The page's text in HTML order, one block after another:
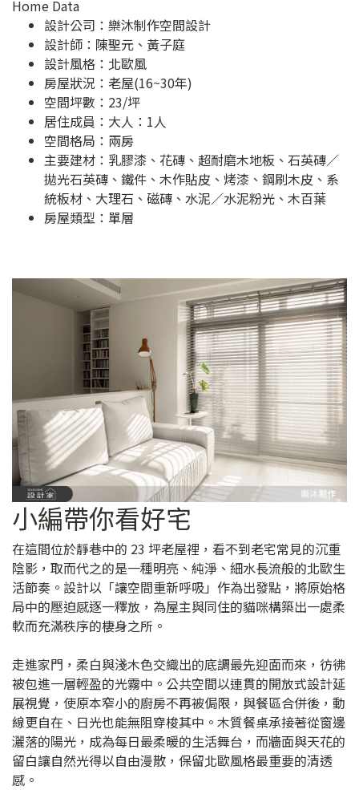
Home Data
設計公司： 樂沐制作空間設計
設計師：陳聖元、黃子庭
設計風格：北歐風
房屋狀況：老屋(16~30年)
空間坪數：23/坪
居住成員：大人：1人
空間格局：兩房
主要建材：乳膠漆、花磚、超耐磨木地板、石英磚／
拋光石英磚、鐵件、木作貼皮、烤漆、鋼刷木皮、系
統板材、大理石、磁磚、水泥／水泥粉光、木百葉
房屋類型：單層
小編帶你看好宅
在這間位於靜巷中的 23 坪老屋裡，看不到老宅常見的沉重
陰影，取而代之的是一種明亮、純淨、細水長流般的北歐生
活節奏。設計以「讓空間重新呼吸」作為出發點，將原始格
局中的壓迫感逐一釋放，為屋主與同住的貓咪構築出一處柔
軟而充滿秩序的棲身之所。
走進家門，柔白與淺木色交織出的底調最先迎面而來，彷彿
被包進一層輕盈的光霧中。公共空間以連貫的開放式設計延
展視覺，使原本窄小的廚房不再被侷限，與餐區合併後，動
線更自在、日光也能無阻穿梭其中。木質餐桌承接著從窗邊
灑落的陽光，成為每日最柔暖的生活舞台，而牆面與天花的
留白讓自然光得以自由漫散，保留北歐風格最重要的清透
感。